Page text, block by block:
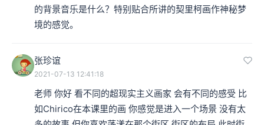
的背景音乐是什么？特别贴合所讲的契里柯画作神秘梦
境的感觉。
张珍谊
2021-07-13 12:41:18
老师 你好 看不同的超现实主义画家 会有不同的感受 比
如Chirico在本课里的画 你感觉是进入一个场景 没有太